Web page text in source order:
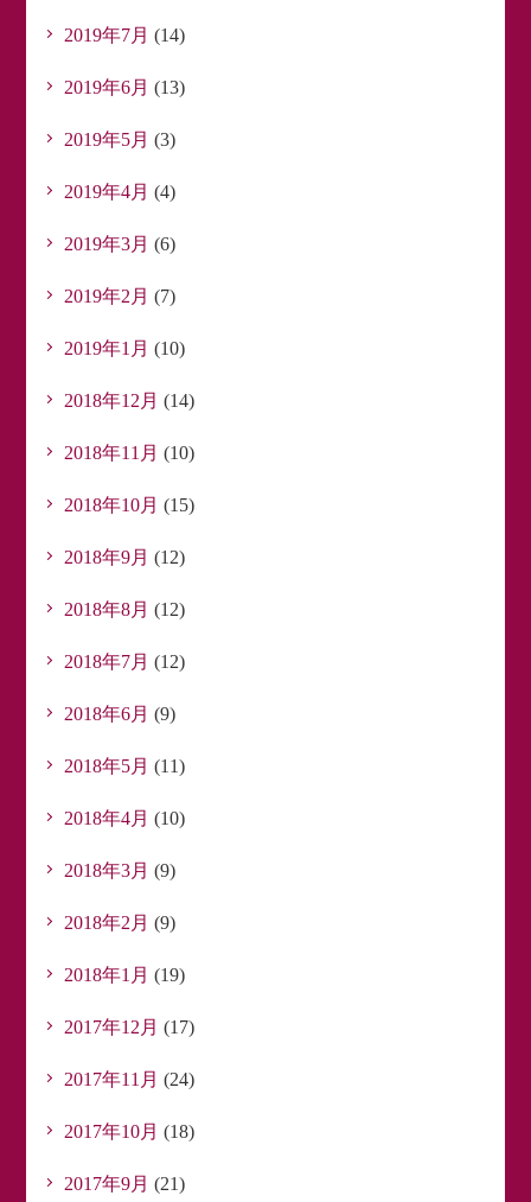
2019年7月 (14)
2019年6月 (13)
2019年5月 (3)
2019年4月 (4)
2019年3月 (6)
2019年2月 (7)
2019年1月 (10)
2018年12月 (14)
2018年11月 (10)
2018年10月 (15)
2018年9月 (12)
2018年8月 (12)
2018年7月 (12)
2018年6月 (9)
2018年5月 (11)
2018年4月 (10)
2018年3月 (9)
2018年2月 (9)
2018年1月 (19)
2017年12月 (17)
2017年11月 (24)
2017年10月 (18)
2017年9月 (21)